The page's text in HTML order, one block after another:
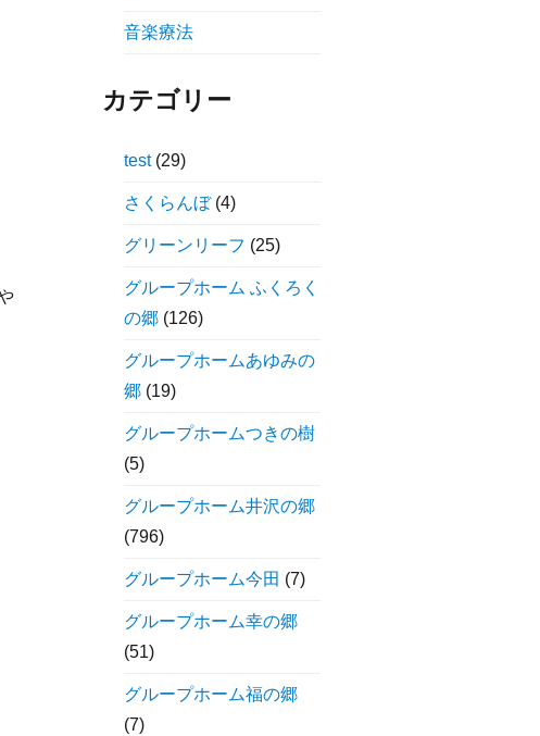
音楽療法
カテゴリー
test(29)
さくらんぼ(4)
グリーンリーフ (25)
グループホーム ふくろく
の郷(126)
グループホームあゆみの
郷(19)
グループホームつきの樹
(5)
グループホーム井沢の郷
(796)
グループホーム今田 (7)
グループホーム幸の郷
(51)
グループホーム福の郷
(7)